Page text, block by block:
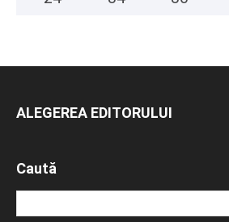
ALEGEREA EDITORULUI
Caută